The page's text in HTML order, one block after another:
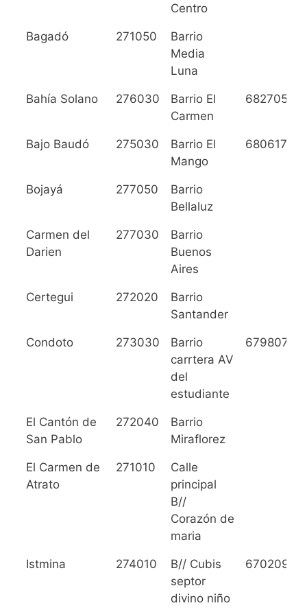
Centro
Bagadó 271050
Barrio
Media
Luna
Bahía Solano 276030
Barrio El
Carmen
6827050
Bajo Baudó 275030
Barrio El
Mango
6806179
Bojayá 277050
Barrio
Bellaluz
Carmen del
Darien
277030
Barrio
Buenos
Aires
Certegui 272020
Barrio
Santander
Condoto 273030
Barrio
carrtera AV
del
estudiante
6798079
El Cantón de
San Pablo
272040
Barrio
Miraflorez
El Carmen de
Atrato
271010
Calle
principal
B//
Corazón de
maria
Istmina 274010
B// Cubis
septor
divino niño
6702099